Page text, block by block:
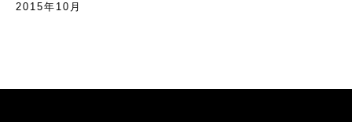
2015年10月